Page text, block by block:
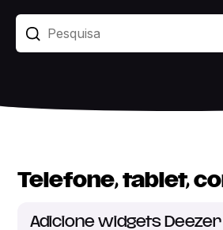
Telefone, tablet,
Adicione widgets Deezer